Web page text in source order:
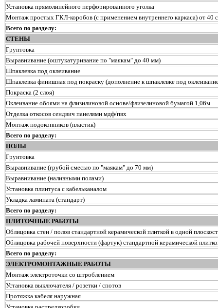
Установка прямолинейного перфорированного уголка
Монтаж простых ГКЛ-коробов (с применением внутреннего каркаса) от 40
Всего по разделу:
СТЕНЫ
Грунтовка
Выравнивание (оштукатуривание по "маякам" до 40 мм)
Шпаклевка под оклеивание
Шпаклевка финишная под покраску (дополнение к шпаклевке под
Покраска (2 слоя)
Оклеивание обоями на флизилиновой основе/флизелиновой бумагой 1,06м
Отделка откосов сендвич панелями мдф/пвх
Монтаж подоконников (пластик)
Всего по разделу:
ПОЛЫ
Грунтовка
Выравнивание (грубой смесью по "маякам" до 70 мм)
Выравнивание (наливными полами)
Установка плинтуса с кабельканалом
Укладка ламината (стандарт)
Всего по разделу:
ПЛИТОЧНЫЕ РАБОТЫ
Облицовка стен / полов стандартной керамической плиткой в одной
Облицовка рабочей поверхности (фартук) стандартной керамической
Всего по разделу:
ЭЛЕКТРОМОНТАЖНЫЕ РАБОТЫ
Монтаж электроточки со штроблением
Установка выключателя / розетки / спотов
Протяжка кабеля наружная